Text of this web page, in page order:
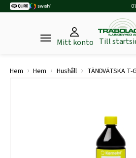
Mitt konto Till
Hem › Hem › Hushåll › TÄNDVÄTSKA T-